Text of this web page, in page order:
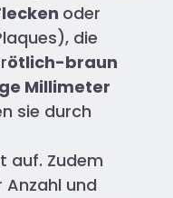
oder
die
ötlich-braun
Millimeter
sie durch
auf. Zudem
und